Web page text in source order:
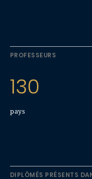
PROFESSEURS
130
pays
DIPLÔMÉS PRÉSENTS